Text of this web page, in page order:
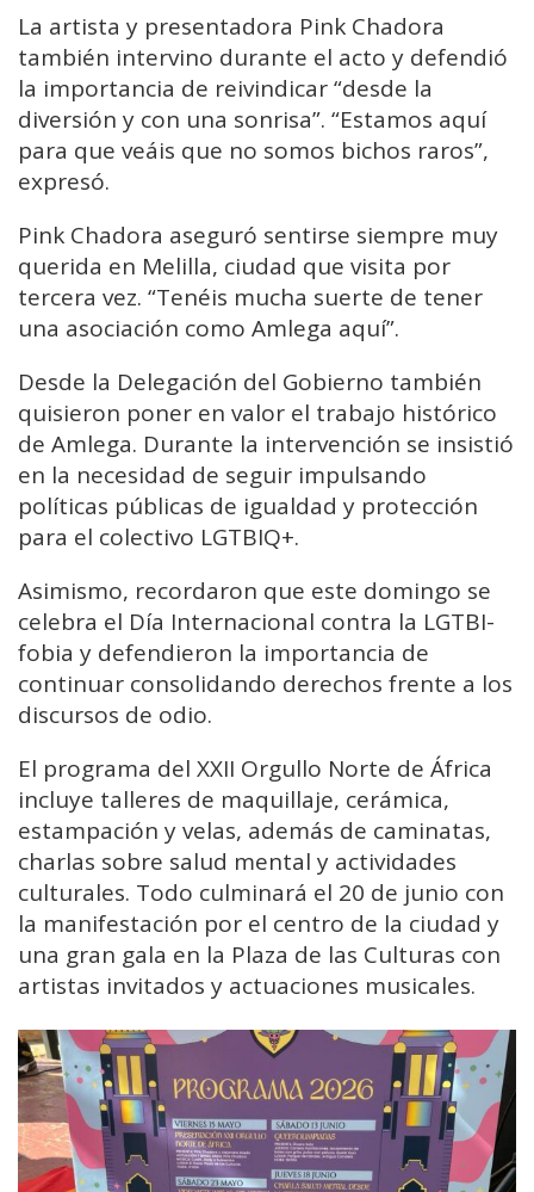
La artista y presentadora Pink Chadora
también intervino durante el acto y defendió
la importancia de reivindicar “desde la
diversión y con una sonrisa”. “Estamos aquí
para que veáis que no somos bichos raros”,
expresó.
Pink Chadora aseguró sentirse siempre muy
querida en Melilla, ciudad que visita por
tercera vez. “Tenéis mucha suerte de tener
una asociación como Amlega aquí”.
Desde la Delegación del Gobierno también
quisieron poner en valor el trabajo histórico
de Amlega. Durante la intervención se insistió
en la necesidad de seguir impulsando
políticas públicas de igualdad y protección
para el colectivo LGTBIQ+.
Asimismo, recordaron que este domingo se
celebra el Día Internacional contra la LGTBI-
fobia y defendieron la importancia de
continuar consolidando derechos frente a los
discursos de odio.
El programa del XXII Orgullo Norte de África
incluye talleres de maquillaje, cerámica,
estampación y velas, además de caminatas,
charlas sobre salud mental y actividades
culturales. Todo culminará el 20 de junio con
la manifestación por el centro de la ciudad y
una gran gala en la Plaza de las Culturas con
artistas invitados y actuaciones musicales.